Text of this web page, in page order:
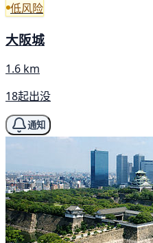
低风险
大阪城
1.6 km
18起出没
通知